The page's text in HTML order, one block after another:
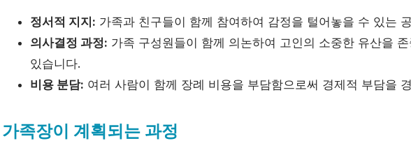
정서적 지지: 가족과 친구들이 함께 참여하여 감정을 털어놓을 수 있는
의사결정 과정: 가족 구성원들이 함께 의논하여 고인의 소중한 유산을
있습니다.
비용 분담: 여러 사람이 함께 장례 비용을 부담함으로써 경제적 부담을
가족장이 계획되는 과정